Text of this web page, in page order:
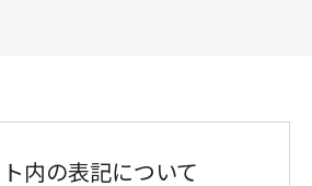
内の表記について